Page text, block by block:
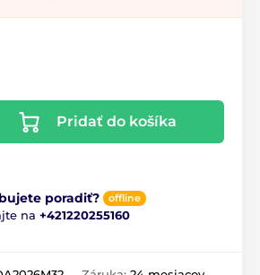
Pridať do košíka
poradiť? offline
na +421220255160